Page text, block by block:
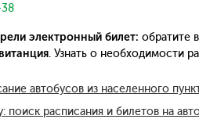
электронный билет: обратите
. Узнать о необходимости
автобусов из населенного
поиск расписания и билетов на